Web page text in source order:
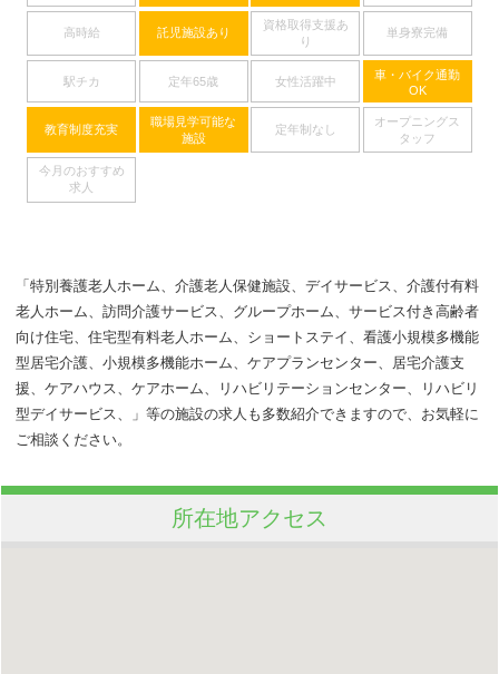
高時給 託児施設あり
資格取得支援あ
り
単身寮完備
駅チカ 定年65歳 女性活躍中
車・バイク通勤
OK
教育制度充実
職場見学可能な
施設
定年制なし
オープニングス
タッフ
今月のおすすめ
求人
「特別養護老人ホーム、介護老人保健施設、デイサービス、介護付有料
老人ホーム、訪問介護サービス、グループホーム、サービス付き高齢者
向け住宅、住宅型有料老人ホーム、ショートステイ、看護小規模多機能
型居宅介護、小規模多機能ホーム、ケアプランセンター、居宅介護支
援、ケアハウス、ケアホーム、リハビリテーションセンター、リハビリ
型デイサービス、」等の施設の求人も多数紹介できますので、お気軽に
ご相談ください。
所在地アクセス